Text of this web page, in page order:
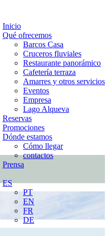
Inicio
Qué ofrecemos
Barcos Casa
Cruceros fluviales
Restaurante panorámico
Cafetería terraza
Amarres y otros servicios
Eventos
Empresa
Lago Alqueva
Reservas
Promociones
Dónde estamos
Cómo llegar
contactos
Prensa
ES
PT
EN
FR
DE